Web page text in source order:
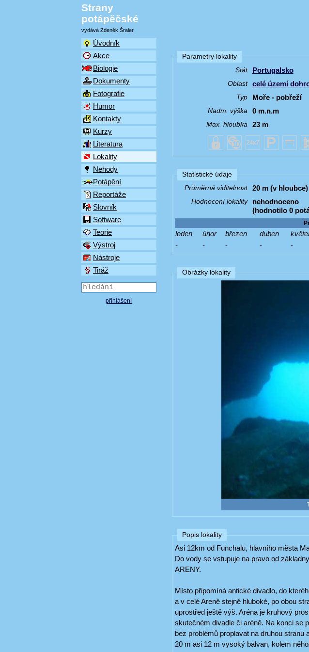
Strany
potápěčské
vydává Zdeněk Šraier
Úvodník
Akce
Biologie
Dokumenty
Fotografie
Humor
Kontakty
Kurzy
Literatura
Lokality
Nehody
Potápění
Reportáže
Slovník
Software
Teorie
Výstroj
Nástroje
Tiráž
přihlášení
Parametry lokality
Stát
Portugalsko
Oblast celé území
Typ Moře - pobřeží
Nadm. výška 0 m.n.m
Max. hloubka 23 m
Statistické údaje
Průměrná viditelnost
20 m (v hloubce)
Hodnocení lokality
nehodnoceno
(hodnotilo 0
leden únor březen duben
-
- - - -
Obrázky lokality
Popis lokality
Asi 12km od Funchalu, hlavního města
Do vody se vstupuje na pravo od
ARENY.
Místo připomíná antické divadlo, do
a v celé Areně stejně hluboké, po obou
uprostřed ještě výš. Aréna je kruhový
skutečném divadle či aréně. Na konci se
bez problémů proplavat na druhou
20 m asi 12 m vysoký balvan, kolem